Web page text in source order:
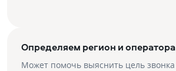
Определяем регион и оператора
Может помочь выяснить цель звонка